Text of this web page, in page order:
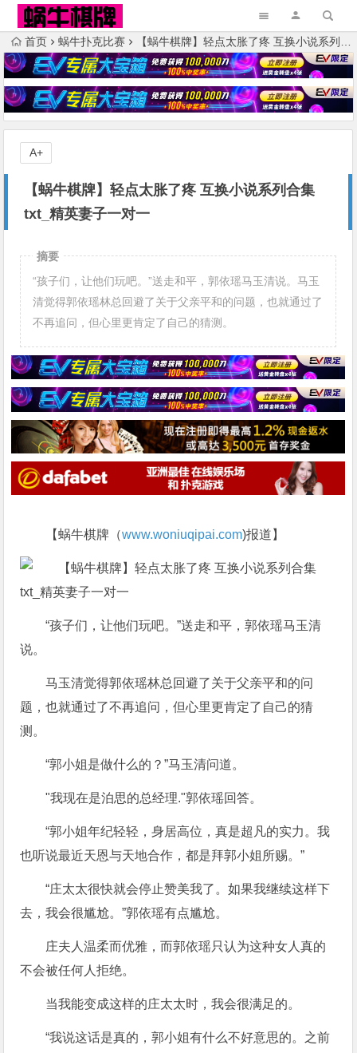
首页 蜗牛扑克比赛 【蜗牛棋牌】轻点太胀了疼 互换小说系列合集txt_精英妻子一对一
【蜗牛棋牌】轻点太胀了疼 互换小说系列合集
txt_精英妻子一对一
A+
摘要
“孩子们，让他们玩吧。”送走和平，郭依瑶马玉清说。马玉
清觉得郭依瑶林总回避了关于父亲平和的问题，也就通过了
不再追问，但心里更肯定了自己的猜测。
【蜗牛棋牌（www.woniuqipai.com)报道】
“孩子们，让他们玩吧。”送走和平，郭依瑶马玉清
说。
马玉清觉得郭依瑶林总回避了关于父亲平和的问
题，也就通过了不再追问，但心里更肯定了自己的猜
测。
“郭小姐是做什么的？”马玉清问道。
"我现在是泊思的总经理."郭依瑶回答。
“郭小姐年纪轻轻，身居高位，真是超凡的实力。我
也听说最近天恩与天地合作，都是拜郭小姐所赐。”
“庄太太很快就会停止赞美我了。如果我继续这样下
去，我会很尴尬。”郭依瑶有点尴尬。
庄夫人温柔而优雅，而郭依瑶只认为这种女人真的
不会被任何人拒绝。
当我能变成这样的庄太太时，我会很满足的。
“我说这话是真的，郭小姐有什么不好意思的。之前